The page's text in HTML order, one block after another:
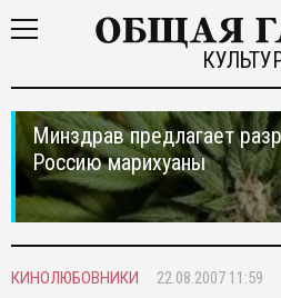
Минздрав предлагает
Россию марихуаны
КИНОЛЮБОВНИКИ 22.08.2007 11:59